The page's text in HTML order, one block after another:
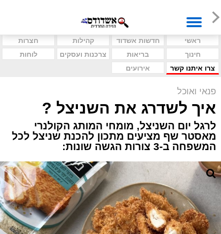
ראשי חדשות אשדוד קהילות
חצרות
חינוך
בריאות צרכנות ועסקים
לוחות
צרו איתנו קשר
אירועים
פנאי ואוכל
איך לשדרג את השניצל ?
לרגל יום השניצל, מומחי המותג הקולנרי
מאסטר שף מציעים מתכון להכנת שניצל לכל
המשפחה ב-3 צורות הגשה שונות: